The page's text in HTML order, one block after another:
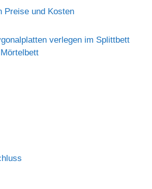
Preise und Kosten
verlegen im Splittbett